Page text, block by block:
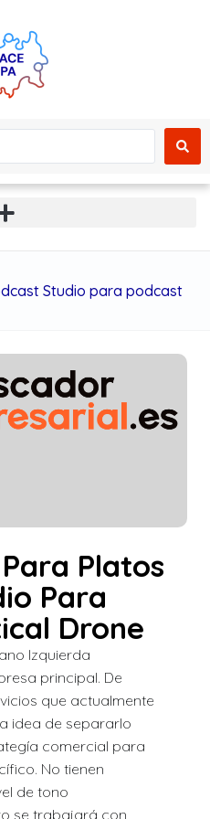
Studio para podcast
Platos
Para
Drone
Izquierda
principal. De
que actualmente
idea de separarlo
comercial para
No tienen
de tono
se trabajará con